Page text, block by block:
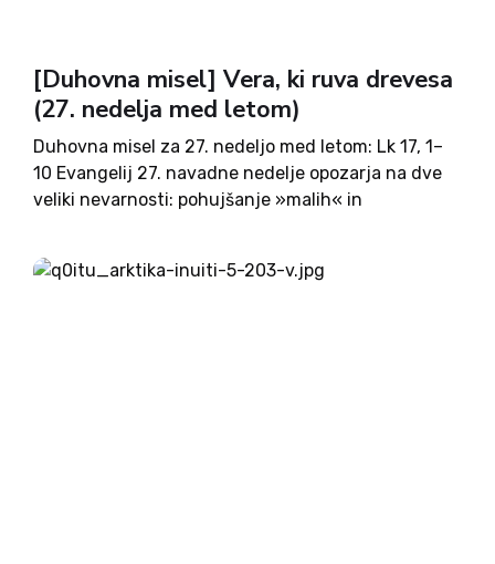
[Duhovna misel] Vera, ki ruva drevesa
(27. nedelja med letom)
Duhovna misel za 27. nedeljo med letom: Lk 17, 1–
10 Evangelij 27. navadne nedelje opozarja na dve
veliki nevarnosti: pohujšanje »malih« in
presegata človeške moči in zahtevata močno
vero. Jezus odgovarja na prošnjo za...